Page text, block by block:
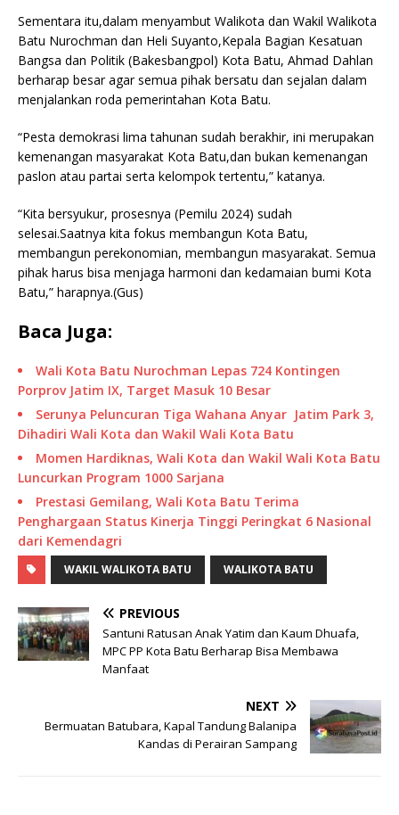
Sementara itu,dalam menyambut Walikota dan Wakil Walikota
Batu Nurochman dan Heli Suyanto,Kepala Bagian Kesatuan
Bangsa dan Politik (Bakesbangpol) Kota Batu, Ahmad Dahlan
berharap besar agar semua pihak bersatu dan sejalan dalam
menjalankan roda pemerintahan Kota Batu.
“Pesta demokrasi lima tahunan sudah berakhir, ini merupakan
kemenangan masyarakat Kota Batu,dan bukan kemenangan
paslon atau partai serta kelompok tertentu,” katanya.
“Kita bersyukur, prosesnya (Pemilu 2024) sudah
selesai.Saatnya kita fokus membangun Kota Batu,
membangun perekonomian, membangun masyarakat. Semua
pihak harus bisa menjaga harmoni dan kedamaian bumi Kota
Batu,” harapnya.(Gus)
Baca Juga:
Wali Kota Batu Nurochman Lepas 724 Kontingen
Porprov Jatim IX, Target Masuk 10 Besar
Serunya Peluncuran Tiga Wahana Anyar Jatim Park 3,
Dihadiri Wali Kota dan Wakil Wali Kota Batu
Momen Hardiknas, Wali Kota dan Wakil Wali Kota Batu
Luncurkan Program 1000 Sarjana
Prestasi Gemilang, Wali Kota Batu Terima
Penghargaan Status Kinerja Tinggi Peringkat 6 Nasional
dari Kemendagri
WAKIL WALIKOTA BATU WALIKOTA BATU
PREVIOUS
Santuni Ratusan Anak Yatim dan Kaum Dhuafa,
MPC PP Kota Batu Berharap Bisa Membawa
Manfaat
NEXT
Bermuatan Batubara, Kapal Tandung Balanipa
Kandas di Perairan Sampang